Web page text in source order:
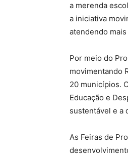
a merenda
a iniciativa
atendendo
Por meio do
movimentando
20 municípios.
Educação e
sustentável e a
As Feiras de